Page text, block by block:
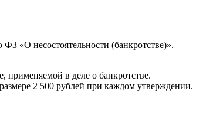
«О несостоятельности (банкротстве)».
в деле о банкротстве.
2 500 рублей при каждом утверждении.